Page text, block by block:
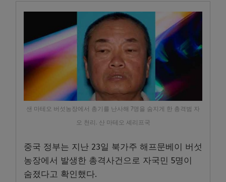
샌 마테오 버섯농장에서 총기를 난사해 7명을 숨지게 한 총격범 자
오 천리. 산 마테오 셰리프국
중국 정부는 지난 23일 북가주 해프문베이 버섯
농장에서 발생한 총격사건으로 자국민 5명이
숨졌다고 확인했다.